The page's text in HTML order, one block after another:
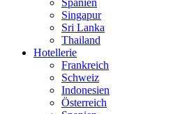
Singapur
Sri Lanka
Thailand
Hotellerie
Frankreich
Schweiz
Indonesien
Österreich